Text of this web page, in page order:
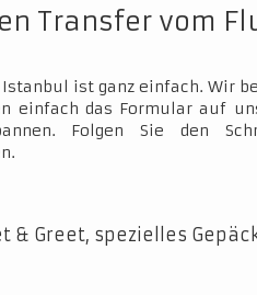
Transfer vom
ist ganz einfach. Wir
einfach das Formular auf
Folgen Sie den
Greet, spezielles